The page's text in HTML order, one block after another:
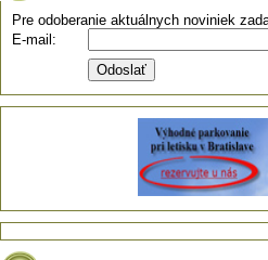
Pre odoberanie aktuálnych noviniek
E-mail: